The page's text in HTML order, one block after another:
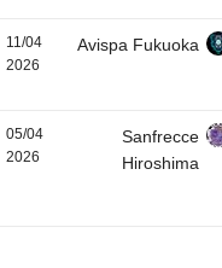
11/04
2026
Avispa Fukuoka
05/04
2026
Sanfrecce
Hiroshima